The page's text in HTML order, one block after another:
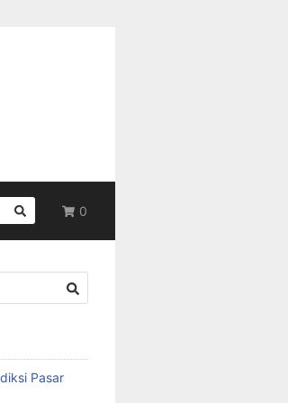
0
Pasar